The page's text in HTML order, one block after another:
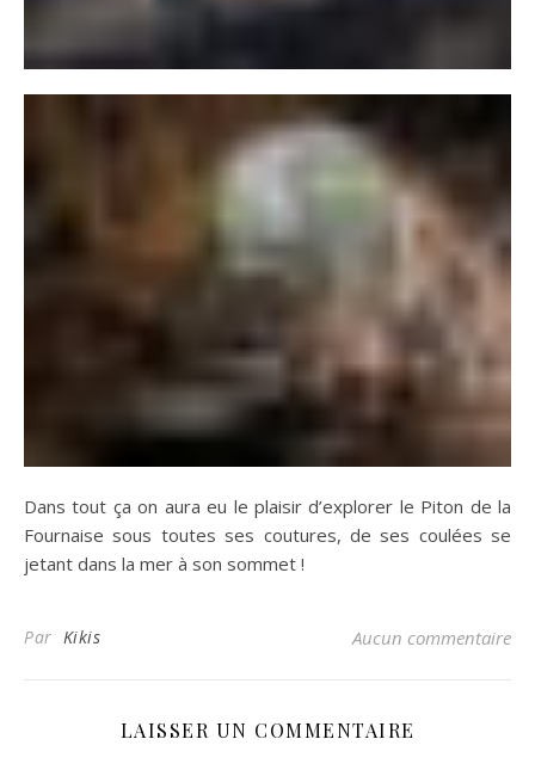
Dans tout ça on aura eu le plaisir d’explorer le Piton de la
Fournaise sous toutes ses coutures, de ses coulées se
jetant dans la mer à son sommet !
Par Kikis Aucun commentaire
LAISSER UN COMMENTAIRE